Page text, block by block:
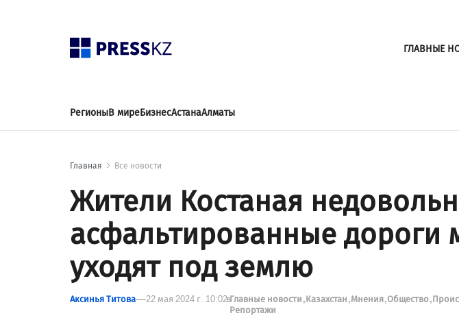
ГЛАВНЫЕ
РегионыВ миреБизнесАстанаАлматы
Главная Все новости
Жители Костаная
асфальтированные дороги
уходят под землю
Аксинья Титова 22 мая 2024 г. 10:02вГлавные новости Казахстан МненияОбщество
Репортажи